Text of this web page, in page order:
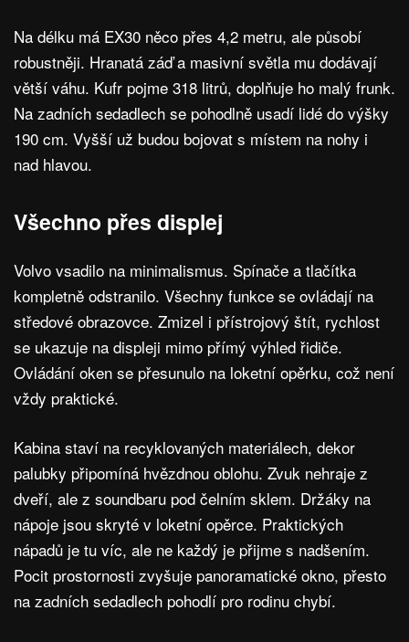
Na délku má EX30 něco přes 4,2 metru, ale působí
robustněji. Hranatá záď a masivní světla mu dodávají
větší váhu. Kufr pojme 318 litrů, doplňuje ho malý frunk.
Na zadních sedadlech se pohodlně usadí lidé do výšky
190 cm. Vyšší už budou bojovat s místem na nohy i
nad hlavou.
Všechno přes displej
Volvo vsadilo na minimalismus. Spínače a tlačítka
kompletně odstranilo. Všechny funkce se ovládají na
středové obrazovce. Zmizel i přístrojový štít, rychlost
se ukazuje na displeji mimo přímý výhled řidiče.
Ovládání oken se přesunulo na loketní opěrku, což není
vždy praktické.
Kabina staví na recyklovaných materiálech, dekor
palubky připomíná hvězdnou oblohu. Zvuk nehraje z
dveří, ale z soundbaru pod čelním sklem. Držáky na
nápoje jsou skryté v loketní opěrce. Praktických
nápadů je tu víc, ale ne každý je přijme s nadšením.
Pocit prostornosti zvyšuje panoramatické okno, přesto
na zadních sedadlech pohodlí pro rodinu chybí.